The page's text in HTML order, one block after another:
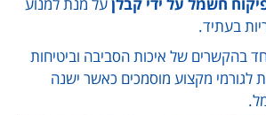
בעתיד.
בהקשרים של איכות הסביבה וביטיחות
לגורמי מקצוע מוסמכים כאשר ישנה